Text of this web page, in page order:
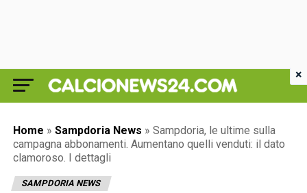
Home » Sampdoria News » Sampdoria, le ultime sulla
campagna abbonamenti. Aumentano quelli venduti: il dato
clamoroso. I dettagli
SAMPDORIA NEWS
×